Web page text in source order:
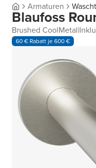
Armaturen
Blaufoss
Brushed CoolMetal|
60 € Rabatt je 600 €